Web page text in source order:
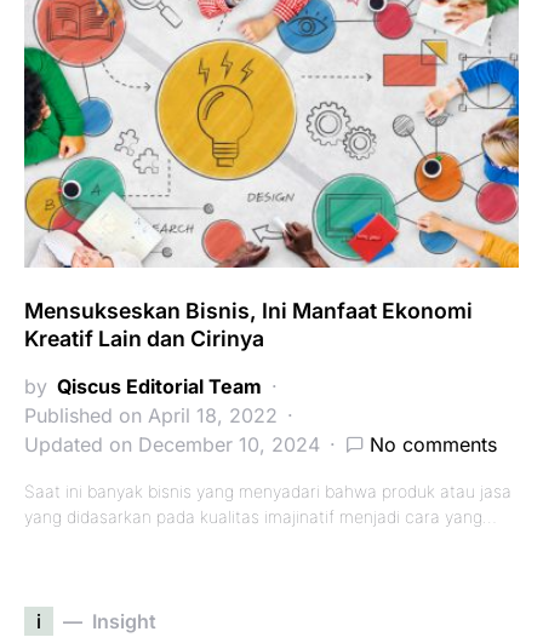
Mensukseskan Bisnis, Ini Manfaat Ekonomi
Kreatif Lain dan Cirinya
by Qiscus Editorial Team
Published on April 18, 2022
Updated on December 10, 2024
No comments
Saat ini banyak bisnis yang menyadari bahwa produk atau jasa
yang didasarkan pada kualitas imajinatif menjadi cara yang…
i Insight